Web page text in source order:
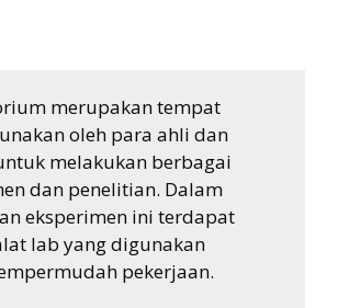
merupakan tempat
oleh para ahli dan
melakukan berbagai
dan penelitian. Dalam
eksperimen ini terdapat
lab yang digunakan
pekerjaan.